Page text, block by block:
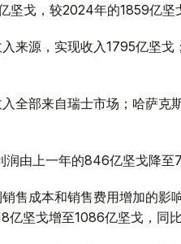
坚戈，较2024年的1859亿坚
来源，实现收入1795亿坚
全部来自瑞士市场；哈萨克
由上一年的846亿坚戈降至
售成本和销售费用增加的影
坚戈增至1086亿坚戈，同